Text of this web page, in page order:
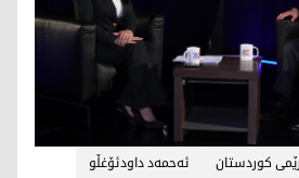
کوردستان ئەحمەد داودئۆغڵو